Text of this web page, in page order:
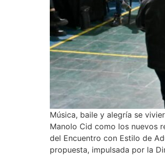
Música, baile y alegría se
Manolo Cid como los nuevos
del Encuentro con Estilo de
propuesta, impulsada por la